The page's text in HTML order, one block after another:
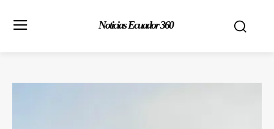
Noticias Ecuador 360